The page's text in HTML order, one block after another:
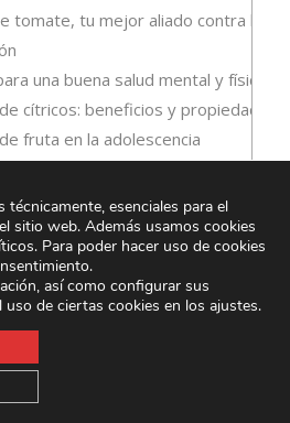
tomate, tu mejor aliado contra la
una buena salud mental y física
cítricos: beneficios y propiedades
fruta en la adolescencia
fruta para crecer sano
fruta para la tercera edad
fruta para la vista
fruta para la vuelta al trabajo
fruta para los niños
fruta: indispensables en la
néctares en los hábitos de vida
técnicamente, esenciales para el
sitio web. Además usamos cookies
Para poder hacer uso de cookies
así como configurar sus
uso de ciertas cookies en los ajustes.